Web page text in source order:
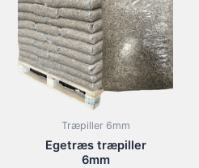
Træpiller 6mm
Egetræs træpiller
6mm